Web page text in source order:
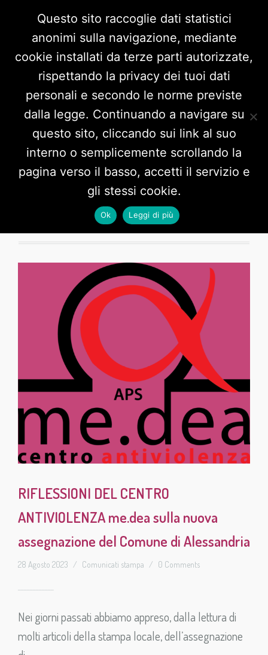
Tag:Non una di meno
RIFLESSIONI DEL CENTRO
ANTIVIOLENZA me.dea sulla nuova
assegnazione del Comune di Alessandria
28 Agosto 2023 / Comunicati stampa / 0 Comments
Nei giorni passati abbiamo appreso, dalla lettura di
molti articoli della stampa locale, dell’assegnazione
Questo sito raccoglie dati statistici
anonimi sulla navigazione, mediante
cookie installati da terze parti autorizzate,
rispettando la privacy dei tuoi dati
personali e secondo le norme previste
dalla legge. Continuando a navigare su
questo sito, cliccando sui link al suo
interno o semplicemente scrollando la
pagina verso il basso, accetti il servizio e
gli stessi cookie.
Ok Leggi di più